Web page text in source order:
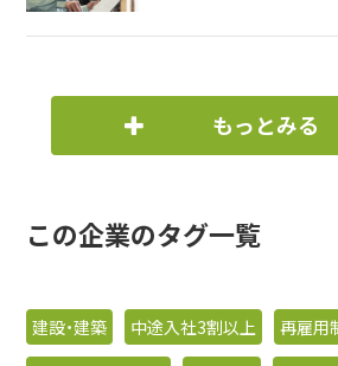
もっとみる
この企業のタグ一覧
建設・建築 中途入社3割以上
再雇用